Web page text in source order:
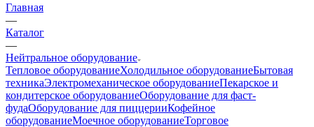
Главная
—
Каталог
—
Нейтральное оборудование
Тепловое оборудованиеХолодильное оборудованиеБытовая
техникаЭлектромеханическое оборудованиеПекарское и
кондитерское оборудованиеОборудование для фаст-
фудаОборудование для пиццерииКофейное
оборудованиеМоечное оборудованиеТорговое